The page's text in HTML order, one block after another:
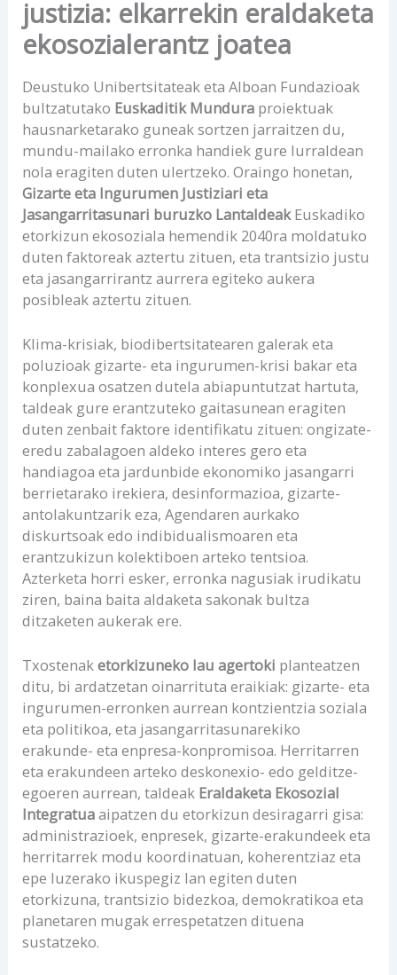
justizia: elkarrekin eraldaketa
ekosozialerantz joatea
Deustuko Unibertsitateak eta Alboan Fundazioak
bultzatutako Euskaditik Mundura proiektuak
hausnarketarako guneak sortzen jarraitzen du,
mundu-mailako erronka handiek gure lurraldean
nola eragiten duten ulertzeko. Oraingo honetan,
Gizarte eta Ingurumen Justiziari eta
Jasangarritasunari buruzko LantaldeakEuskadiko
etorkizun ekosoziala hemendik 2040ra moldatuko
duten faktoreak aztertu zituen, eta trantsizio justu
eta jasangarrirantz aurrera egiteko aukera
posibleak aztertu zituen.
Klima-krisiak, biodibertsitatearen galerak eta
poluzioak gizarte- eta ingurumen-krisi bakar eta
konplexua osatzen dutela abiapuntutzat hartuta,
taldeak gure erantzuteko gaitasunean eragiten
duten zenbait faktore identifikatu zituen: ongizate-
eredu zabalagoen aldeko interes gero eta
handiagoa eta jardunbide ekonomiko jasangarri
berrietarako irekiera, desinformazioa, gizarte-
antolakuntzarik eza, Agendaren aurkako
diskurtsoak edo indibidualismoaren eta
erantzukizun kolektiboen arteko tentsioa.
Azterketa horri esker, erronka nagusiak irudikatu
ziren, baina baita aldaketa sakonak bultza
ditzaketen aukerak ere.
Txostenaketorkizuneko lau agertoki planteatzen
ditu, bi ardatzetan oinarrituta eraikiak: gizarte- eta
ingurumen-erronken aurrean kontzientzia soziala
eta politikoa, eta jasangarritasunarekiko
erakunde- eta enpresa-konpromisoa. Herritarren
eta erakundeen arteko deskonexio- edo gelditze-
egoeren aurrean, taldeak Eraldaketa Ekosozial
Integratuaaipatzen du etorkizun desiragarri gisa:
administrazioek, enpresek, gizarte-erakundeek eta
herritarrek modu koordinatuan, koherentziaz eta
epe luzerako ikuspegiz lan egiten duten
etorkizuna, trantsizio bidezkoa, demokratikoa eta
planetaren mugak errespetatzen dituena
sustatzeko.